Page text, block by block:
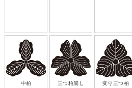
中柏 三つ柏崩し 変り三つ柏